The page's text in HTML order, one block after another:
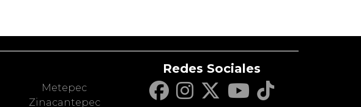
Metepec
Zinacantepec
Redes Sociales